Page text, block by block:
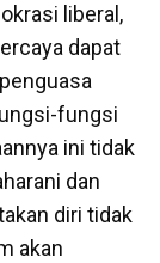
liberal,
dapat
fungsi
ini tidak
dan
diri tidak
akan